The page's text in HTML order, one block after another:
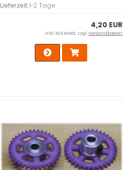
Lieferzeit:1-2 Tage
4,20 EUR
inkl. 19 % MwSt. zzgl.Versandkosten